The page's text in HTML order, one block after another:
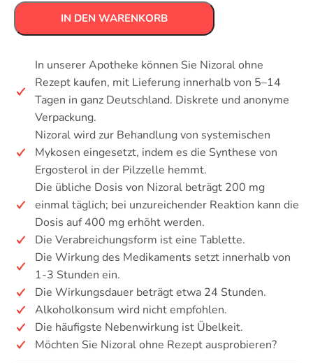
IN DEN WARENKORB
In unserer Apotheke können Sie Nizoral ohne
Rezept kaufen, mit Lieferung innerhalb von 5–14
Tagen in ganz Deutschland. Diskrete und anonyme
Verpackung.
Nizoral wird zur Behandlung von systemischen
Mykosen eingesetzt, indem es die Synthese von
Ergosterol in der Pilzzelle hemmt.
Die übliche Dosis von Nizoral beträgt 200 mg
einmal täglich; bei unzureichender Reaktion kann die
Dosis auf 400 mg erhöht werden.
Die Verabreichungsform ist eine Tablette.
Die Wirkung des Medikaments setzt innerhalb von
1-3 Stunden ein.
Die Wirkungsdauer beträgt etwa 24 Stunden.
Alkoholkonsum wird nicht empfohlen.
Die häufigste Nebenwirkung ist Übelkeit.
Möchten Sie Nizoral ohne Rezept ausprobieren?